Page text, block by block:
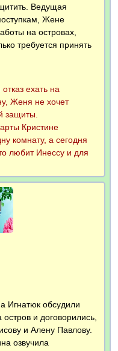
Ведущая
Жене
на островах,
требуется принять
ехать на
Женя не хочет
защиты.
Кристине
комнату, а сегодня
любит Инессу и для
Игнатюк обсудили
и договорились,
и Алену Павлову.
озвучила